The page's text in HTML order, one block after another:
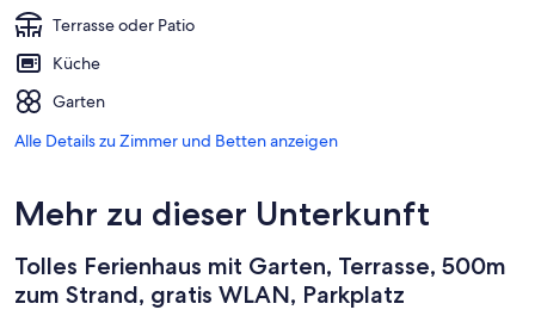
Terrasse oder Patio
Küche
Garten
Alle Details zu Zimmer und Betten anzeigen
Mehr zu dieser Unterkunft
Tolles Ferienhaus mit Garten, Terrasse, 500m
zum Strand, gratis WLAN, Parkplatz